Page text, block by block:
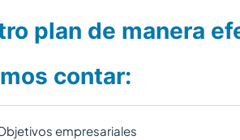
plan de manera
contar:
empresariales